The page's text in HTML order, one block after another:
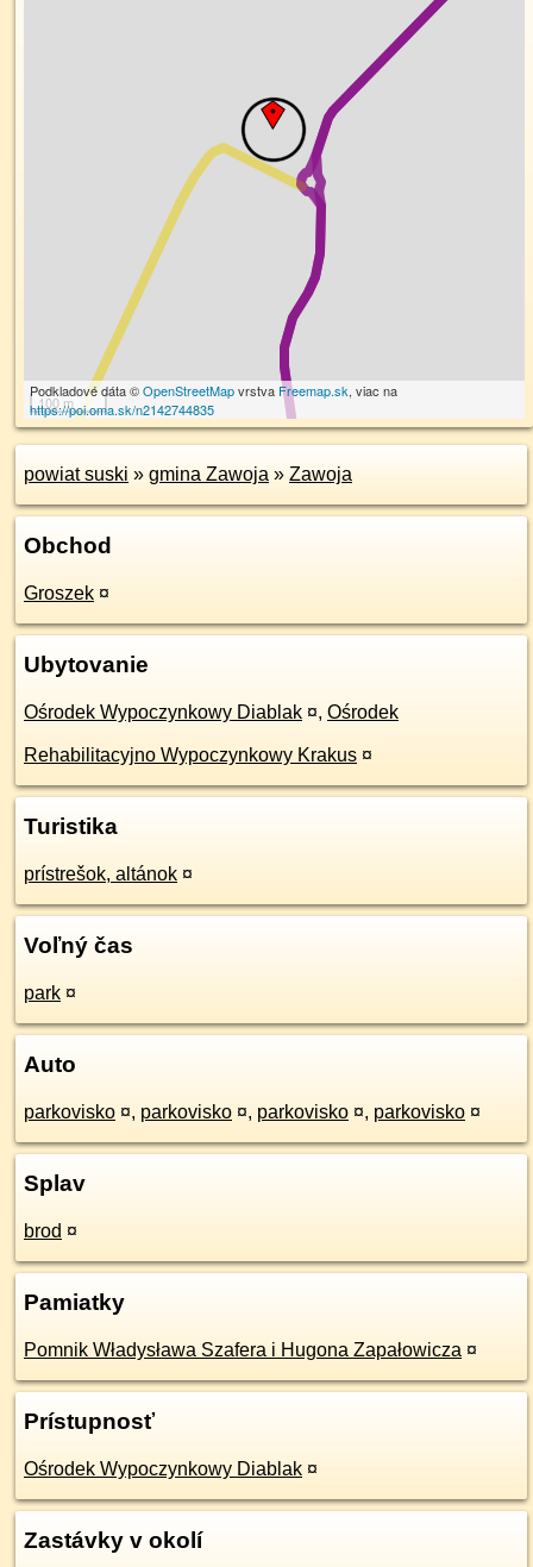
100 m
Podkladové dáta ©OpenStreetMapvrstva Freemap.sk, viac na
https://poi.oma.sk/n2142744835
powiat suski » gmina Zawoja » Zawoja
Obchod
Groszek ¤
Ubytovanie
Ośrodek Wypoczynkowy Diablak ¤, Ośrodek
Rehabilitacyjno Wypoczynkowy Krakus ¤
Turistika
prístrešok, altánok ¤
Voľný čas
park ¤
Auto
parkovisko ¤, parkovisko ¤, parkovisko ¤, parkovisko ¤
Splav
brod ¤
Pamiatky
Pomnik Władysława Szafera i Hugona Zapałowicza ¤
Prístupnosť
Ośrodek Wypoczynkowy Diablak ¤
Zastávky v okolí